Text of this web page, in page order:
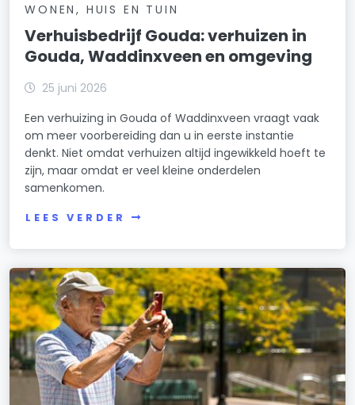
WONEN, HUIS EN TUIN
Verhuisbedrijf Gouda: verhuizen in
Gouda, Waddinxveen en omgeving
25 juni 2026
Een verhuizing in Gouda of Waddinxveen vraagt vaak
om meer voorbereiding dan u in eerste instantie
denkt. Niet omdat verhuizen altijd ingewikkeld hoeft te
zijn, maar omdat er veel kleine onderdelen
samenkomen.
LEES VERDER